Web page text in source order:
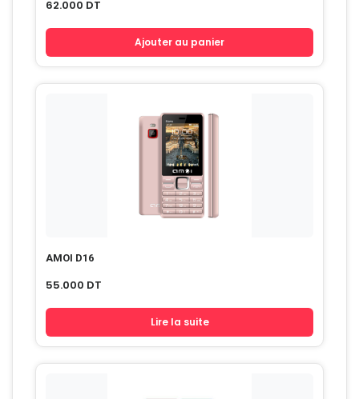
62.000 DT
Ajouter au panier
AMOI D16
55.000 DT
Lire la suite